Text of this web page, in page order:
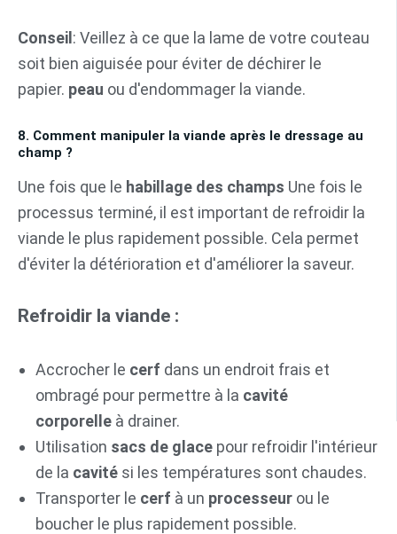
Conseil : Veillez à ce que la lame de votre couteau
soit bien aiguisée pour éviter de déchirer le
papier. peau ou d'endommager la viande.
8. Comment manipuler la viande après le dressage au
champ ?
Une fois que le habillage des champs Une fois le
processus terminé, il est important de refroidir la
viande le plus rapidement possible. Cela permet
d'éviter la détérioration et d'améliorer la saveur.
Refroidir la viande :
Accrocher le cerf dans un endroit frais et
ombragé pour permettre à la cavité
corporelle à drainer.
Utilisation sacs de glace pour refroidir l'intérieur
de la cavité si les températures sont chaudes.
Transporter le cerf à un processeur ou le
boucher le plus rapidement possible.